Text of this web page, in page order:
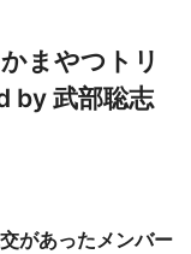
まやつトリ
by 武部聡志
があったメンバー